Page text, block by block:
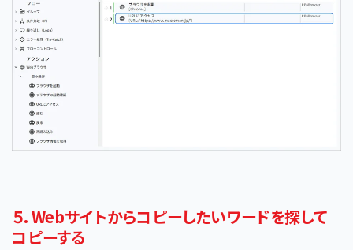
５．Webサイトからコピーしたいワードを探して
コピーする